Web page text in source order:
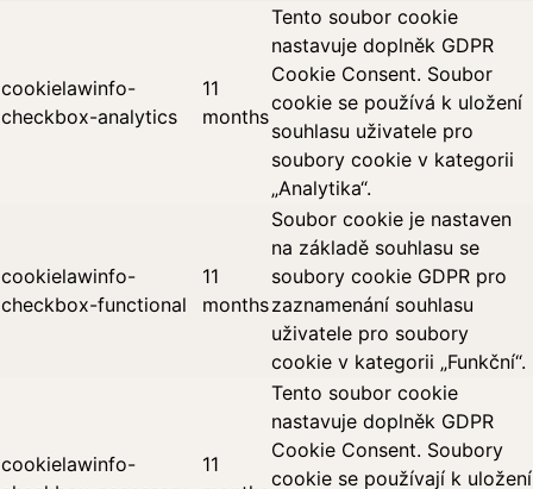
cookielawinfo-
checkbox-analytics
11
months
Tento soubor cookie
nastavuje doplněk GDPR
Cookie Consent. Soubor
cookie se používá k uložení
souhlasu uživatele pro
soubory cookie v kategorii
„Analytika“.
cookielawinfo-
checkbox-functional
11
months
Soubor cookie je nastaven
na základě souhlasu se
soubory cookie GDPR pro
zaznamenání souhlasu
uživatele pro soubory
cookie v kategorii „Funkční“.
cookielawinfo-
11
Tento soubor cookie
nastavuje doplněk GDPR
Cookie Consent. Soubory
cookie se používají k uložení